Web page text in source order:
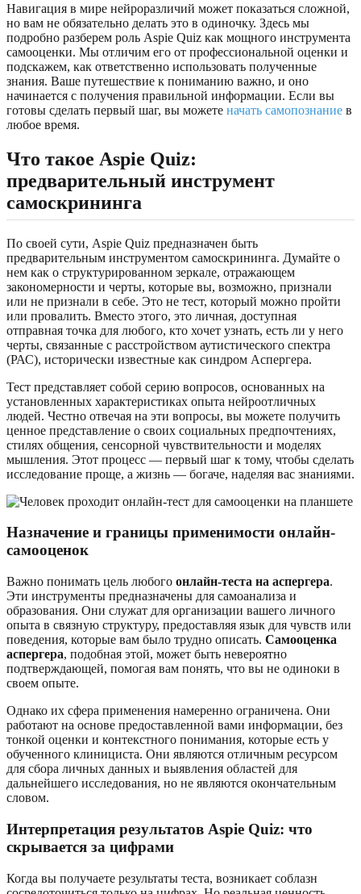
Навигация в мире нейроразличий может показаться сложной,
но вам не обязательно делать это в одиночку. Здесь мы
подробно разберем роль Aspie Quiz как мощного инструмента
самооценки. Мы отличим его от профессиональной оценки и
подскажем, как ответственно использовать полученные
знания. Ваше путешествие к пониманию важно, и оно
начинается с получения правильной информации. Если вы
готовы сделать первый шаг, вы можете начать самопознание в
любое время.
Что такое Aspie Quiz:
предварительный инструмент
самоскрининга
По своей сути, Aspie Quiz предназначен быть
предварительным инструментом самоскрининга. Думайте о
нем как о структурированном зеркале, отражающем
закономерности и черты, которые вы, возможно, признали
или не признали в себе. Это не тест, который можно пройти
или провалить. Вместо этого, это личная, доступная
отправная точка для любого, кто хочет узнать, есть ли у него
черты, связанные с расстройством аутистического спектра
(РАС), исторически известные как синдром Аспергера.
Тест представляет собой серию вопросов, основанных на
установленных характеристиках опыта нейроотличных
людей. Честно отвечая на эти вопросы, вы можете получить
ценное представление о своих социальных предпочтениях,
стилях общения, сенсорной чувствительности и моделях
мышления. Этот процесс — первый шаг к тому, чтобы сделать
исследование проще, а жизнь — богаче, наделяя вас знаниями.
Назначение и границы применимости онлайн-
самооценок
Важно понимать цель любого онлайн-теста на аспергера.
Эти инструменты предназначены для самоанализа и
образования. Они служат для организации вашего личного
опыта в связную структуру, предоставляя язык для чувств или
поведения, которые вам было трудно описать. Самооценка
аспергера, подобная этой, может быть невероятно
подтверждающей, помогая вам понять, что вы не одиноки в
своем опыте.
Однако их сфера применения намеренно ограничена. Они
работают на основе предоставленной вами информации, без
тонкой оценки и контекстного понимания, которые есть у
обученного клинициста. Они являются отличным ресурсом
для сбора личных данных и выявления областей для
дальнейшего исследования, но не являются окончательным
словом.
Интерпретация результатов Aspie Quiz: что
скрывается за цифрами
Когда вы получаете результаты теста, возникает соблазн